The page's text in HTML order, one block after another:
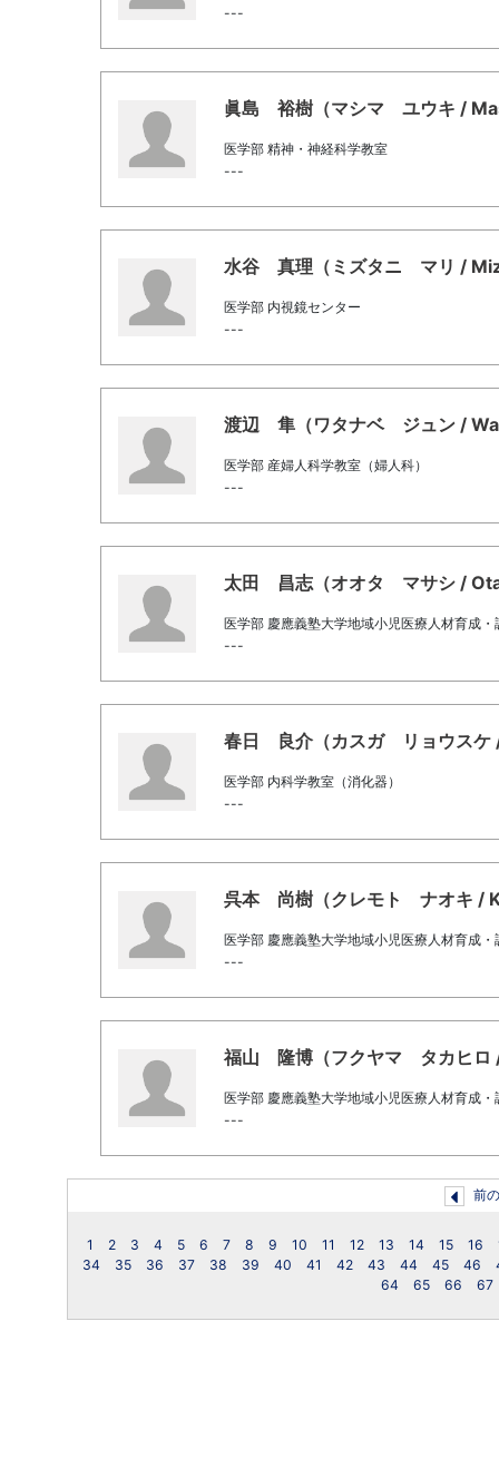
---
眞島 裕樹（マシマ ユウキ /
医学部 精神・神経科学教室
---
水谷 真理（ミズタニ マリ /
医学部 内視鏡センター
---
渡辺 隼（ワタナベ ジュン /
医学部 産婦人科学教室（婦人科）
---
太田 昌志（オオタ マサシ /
医学部 慶應義塾大学地域小児医療人材育成
---
春日 良介（カスガ リョウスケ
医学部 内科学教室（消化器）
---
呉本 尚樹（クレモト ナオキ /
医学部 慶應義塾大学地域小児医療人材育成
---
福山 隆博（フクヤマ タカヒロ
医学部 慶應義塾大学地域小児医療人材育成
---
前
1 2 3 4 5 6 7 8 9 10 11 12 13 14 15 16
34
35 36 37 38 39 40 41 42 43 44 45 46
64
65 66 67